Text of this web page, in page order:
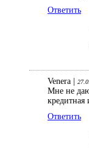
Ответить
Venera |
Мне не
Ответить